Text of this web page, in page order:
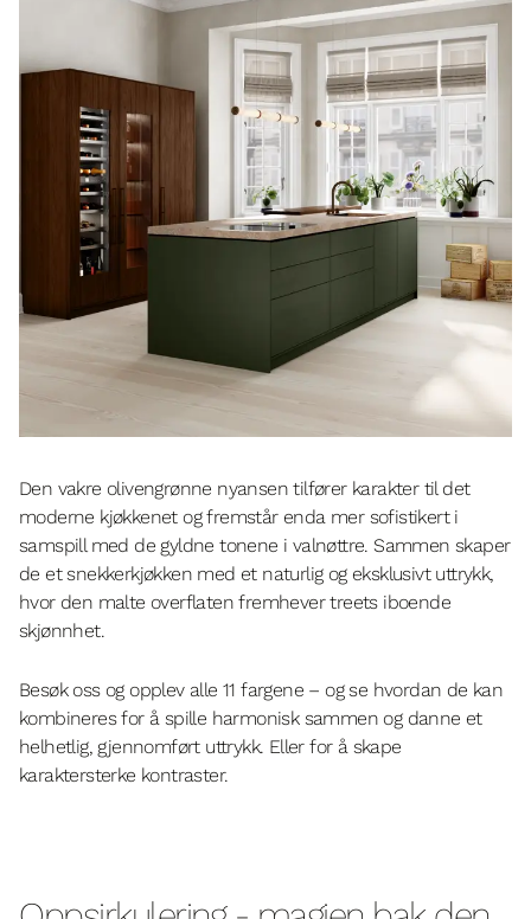
Den vakre olivengrønne nyansen tilfører karakter til det
moderne kjøkkenet og fremstår enda mer sofistikert i
samspill med de gyldne tonene i valnøttre. Sammen skaper
de et snekkerkjøkken med et naturlig og eksklusivt uttrykk,
hvor den malte overflaten fremhever treets iboende
skjønnhet.
Besøk oss og opplev alle 11 fargene – og se hvordan de kan
kombineres for å spille harmonisk sammen og danne et
helhetlig, gjennomført uttrykk. Eller for å skape
karaktersterke kontraster.